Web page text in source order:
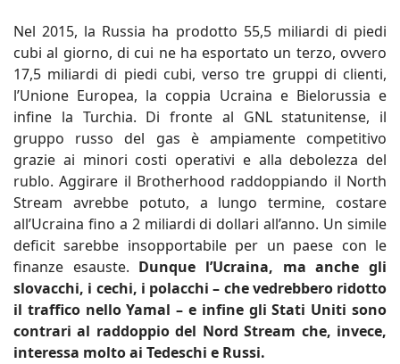
Nel 2015, la Russia ha prodotto 55,5 miliardi di piedi
cubi al giorno, di cui ne ha esportato un terzo, ovvero
17,5 miliardi di piedi cubi, verso tre gruppi di clienti,
l’Unione Europea, la coppia Ucraina e Bielorussia e
infine la Turchia. Di fronte al GNL statunitense, il
gruppo russo del gas è ampiamente competitivo
grazie ai minori costi operativi e alla debolezza del
rublo. Aggirare il Brotherhood raddoppiando il North
Stream avrebbe potuto, a lungo termine, costare
all’Ucraina fino a 2 miliardi di dollari all’anno. Un simile
deficit sarebbe insopportabile per un paese con le
finanze esauste. Dunque l’Ucraina, ma anche gli
slovacchi, i cechi, i polacchi – che vedrebbero ridotto
il traffico nello Yamal – e infine gli Stati Uniti sono
contrari al raddoppio del Nord Stream che, invece,
interessa molto ai Tedeschi e Russi.